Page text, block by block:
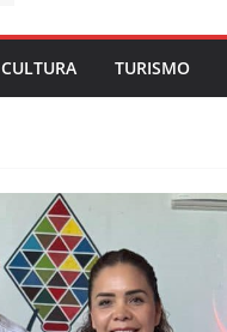
CULTURA TURISMO